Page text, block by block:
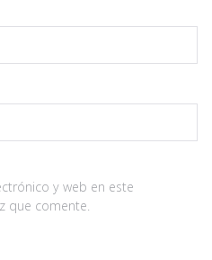
y web en este
que comente.